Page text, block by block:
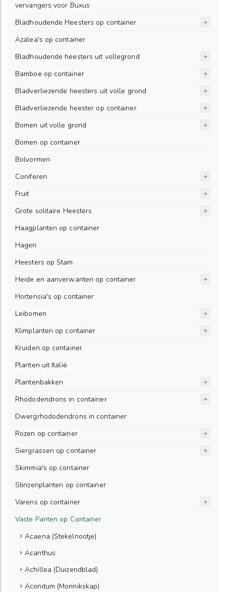
vervangers voor Buxus
Bladhoudende Heesters op container
Azalea's op container
Bladhoudende heesters uit vollegrond
Bamboe op container
Bladverliezende heesters uit volle grond
Bladverliezende heester op container
Bomen uit volle grond
Bomen op container
Bolvormen
Coniferen
Fruit
Grote solitaire Heesters
Haagplanten op container
Hagen
Heesters op Stam
Heide en aanverwanten op container
Hortensia's op container
Leibomen
Klimplanten op container
Kruiden op container
Planten uit Italië
Plantenbakken
Rhododendrons in container
Dwergrhododendrons in container
Rozen op container
Siergrassen op container
Skimmia's op container
Stinzenplanten op container
Varens op container
Vaste Panten op Container
Acaena (Stekelnootje)
Acanthus
Achillea (Duizendblad)
Aconitum (Monnikskap)